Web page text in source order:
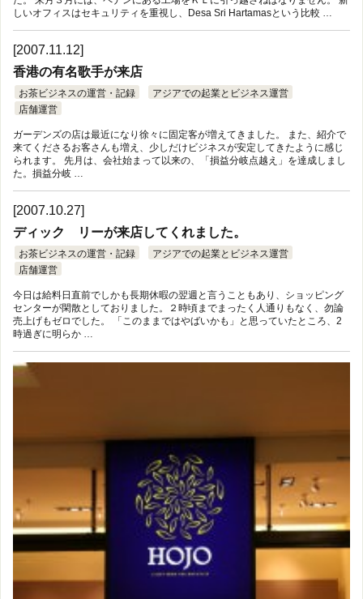
しいオフィスはセキュリティを重視し、Desa Sri Hartamasという比較 …
[2007.11.12]
香港の有名歌手が来店
お茶ビジネスの運営・記録
アジアでの起業とビジネス運営
店舗運営
ガーデンズの店は最近になり徐々に固定客が増えてきました。 また、紹介で
来てくださるお客さんも増え、少しだけビジネスが安定してきたように感じ
られます。 先月は、会社始まって以来の、「損益分岐点越え」を達成しまし
た。損益分岐 …
[2007.10.27]
ディック リーが来店してくれました。
お茶ビジネスの運営・記録
アジアでの起業とビジネス運営
店舗運営
今日は給料日直前でしかも長期休暇の翌週と言うこともあり、ショッピング
センターが閑散としておりました。２時頃までまったく人通りもなく、勿論
売上げもゼロでした。 「このままではやばいかも」と思っていたところ、2
時過ぎに明らか …